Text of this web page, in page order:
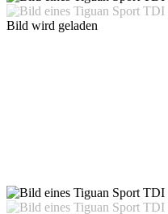
Bild wird geladen